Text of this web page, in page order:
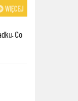
WIĘCEJ
Co